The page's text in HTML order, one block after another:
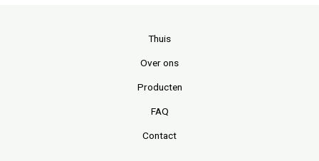
Thuis
Over ons
Producten
FAQ
Contact